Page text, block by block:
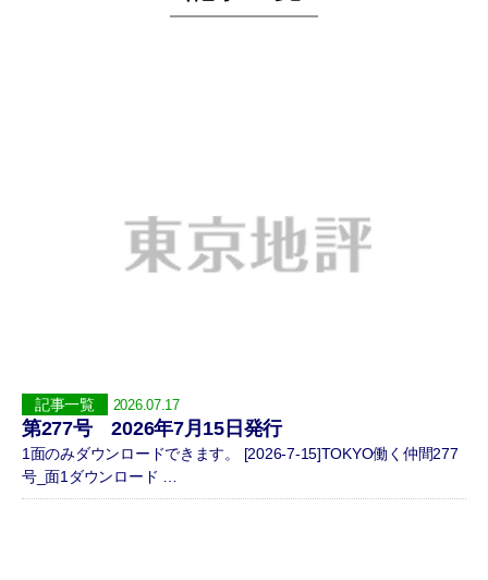
記事一覧 2026.07.17
第277号 2026年7月15日発行
1面のみダウンロードできます。 [2026-7-15]TOKYO働く仲間277
号_面1ダウンロード …